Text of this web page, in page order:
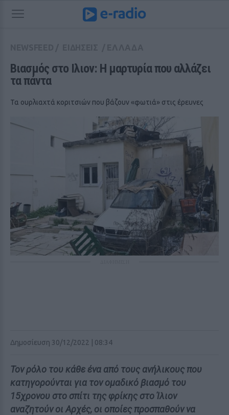
Βιασμός στο Ιλιον: Η μαρτυρία που αλλάζει
τα πάντα
Τα ουρλιαχτά κοριτσιών που βάζουν «φωτιά» στις έρευνες
Δημοσίευση 30/12/2022 | 08:34
Τον ρόλο του κάθε ένα από τους ανήλικους που
κατηγορούνται για τον ομαδικό βιασμό του
15χρονου στο σπίτι της φρίκης στο Ίλιον
αναζητούν οι Αρχές, οι οποίες προσπαθούν να